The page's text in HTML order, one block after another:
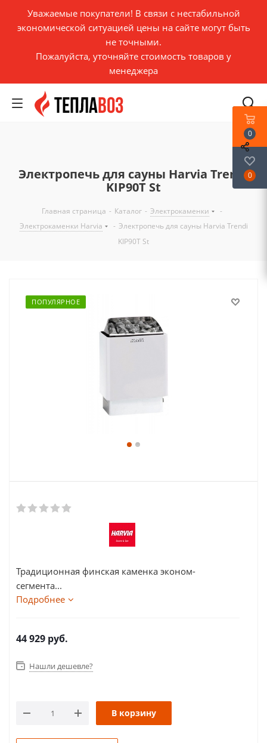
Уважаемые покупатели! В связи с нестабильной
экономической ситуацией цены на сайте могут быть
не точными.
Пожалуйста, уточняйте стоимость товаров у
менеджера
Электропечь для сауны Harviа Trendi
KIP90T St
Главная страница - Каталог - Электрокаменки
-
Электрокаменки Harvia
- Электропечь для сауны Harviа Trendi
KIP90T St
ПОПУЛЯРНОЕ
Традиционная финская каменка эконом-
сегмента...
Подробнее
44 929 руб.
Нашли дешевле?
В корзину
0
0